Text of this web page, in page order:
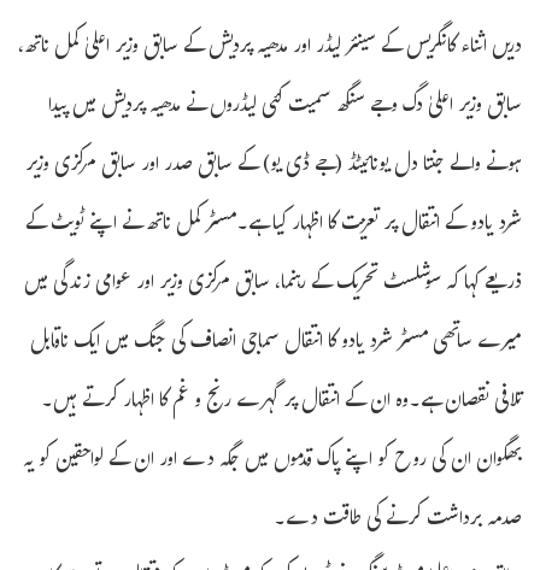
دریں اثناء کانگریس کے سینئر لیڈر اور مدھیہ پردیش کے سابق وزیر اعلیٰ کمل ناتھ،
سابق وزیر اعلیٰ دگ وجے سنگھ سمیت کئی لیڈروں نے مدھیہ پردیش میں پیدا
ہونے والے جنتا دل یونائیٹڈ (جے ڈی یو) کے سابق صدر اور سابق مرکزی وزیر
شرد یادو کے انتقال پر تعزیت کا اظہار کیا ہے۔مسٹر کمل ناتھ نے اپنے ٹویٹ کے
ذریعے کہا کہ سوشلسٹ تحریک کے رہنما، سابق مرکزی وزیر اور عوامی زندگی میں
میرے ساتھی مسٹر شرد یادو کا انتقال سماجی انصاف کی جنگ میں ایک ناقابل
تلافی نقصان ہے۔وہ ان کے انتقال پر گہرے رنج و غم کا اظہار کرتے ہیں۔
بھگوان ان کی روح کو اپنے پاک قدموں میں جگہ دے اور ان کے لواحقین کو یہ
صدمہ برداشت کرنے کی طاقت دے۔